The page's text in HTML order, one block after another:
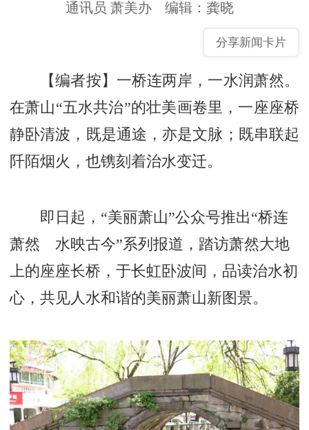
通讯员 萧美办
编辑：龚晓
分享新闻卡片
【编者按】一桥连两岸，一水润萧然。
在萧山“五水共治”的壮美画卷里，一座座桥
静卧清波，既是通途，亦是文脉；既串联起
阡陌烟火，也镌刻着治水变迁。
即日起，“美丽萧山”公众号推出“桥连
萧然 水映古今”系列报道，踏访萧然大地
上的座座长桥，于长虹卧波间，品读治水初
心，共见人水和谐的美丽萧山新图景。